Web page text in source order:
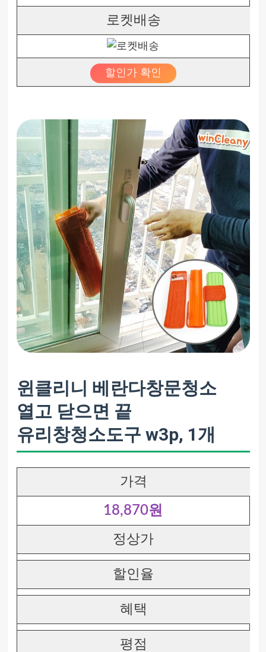
로켓배송
할인가 확인
윈클리니 베란다창문청소
열고 닫으면 끝
유리창청소도구 w3p, 1개
가격
18,870원
정상가
할인율
혜택
평점